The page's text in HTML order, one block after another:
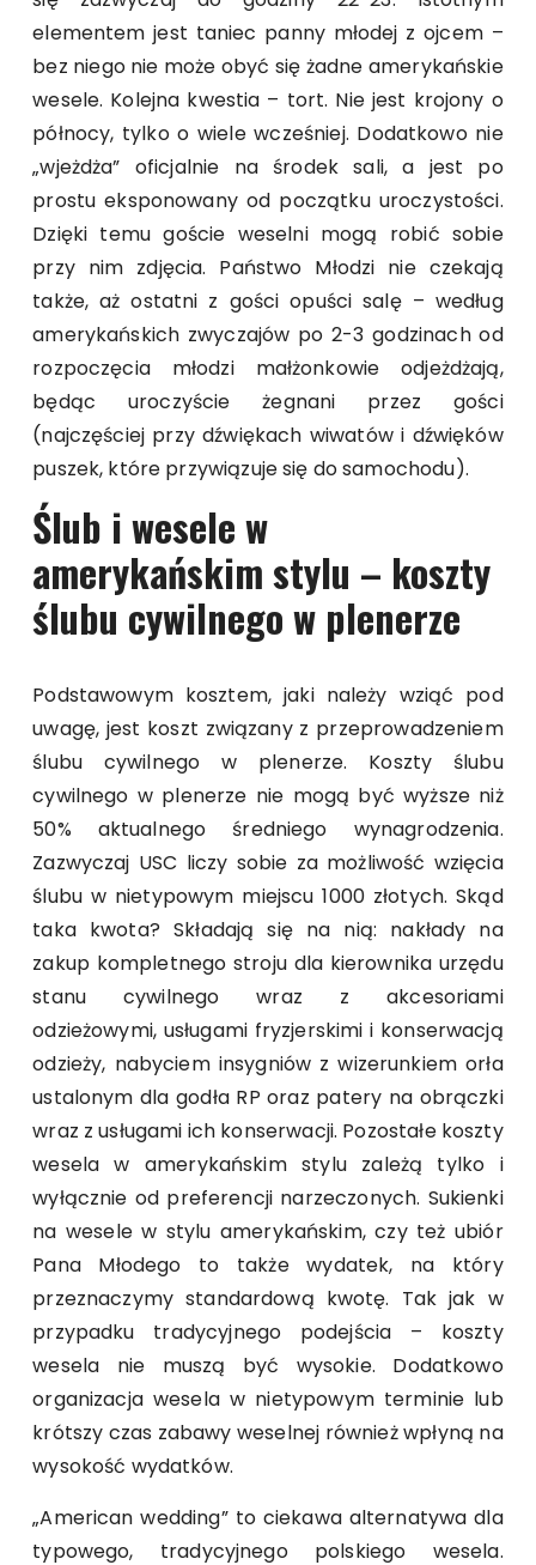
elementem jest taniec panny młodej z ojcem –
bez niego nie może obyć się żadne amerykańskie
wesele. Kolejna kwestia – tort. Nie jest krojony o
północy, tylko o wiele wcześniej. Dodatkowo nie
„wjeżdża” oficjalnie na środek sali, a jest po
prostu eksponowany od początku uroczystości.
Dzięki temu goście weselni mogą robić sobie
przy nim zdjęcia. Państwo Młodzi nie czekają
także, aż ostatni z gości opuści salę – według
amerykańskich zwyczajów po 2-3 godzinach od
rozpoczęcia młodzi małżonkowie odjeżdżają,
będąc uroczyście żegnani przez gości
(najczęściej przy dźwiękach wiwatów i dźwięków
puszek, które przywiązuje się do samochodu).
Ślub i wesele w
amerykańskim stylu – koszty
ślubu cywilnego w plenerze
Podstawowym kosztem, jaki należy wziąć pod
uwagę, jest koszt związany z przeprowadzeniem
ślubu cywilnego w plenerze. Koszty ślubu
cywilnego w plenerze nie mogą być wyższe niż
50% aktualnego średniego wynagrodzenia.
Zazwyczaj USC liczy sobie za możliwość wzięcia
ślubu w nietypowym miejscu 1000 złotych. Skąd
taka kwota? Składają się na nią: nakłady na
zakup kompletnego stroju dla kierownika urzędu
stanu cywilnego wraz z akcesoriami
odzieżowymi, usługami fryzjerskimi i konserwacją
odzieży, nabyciem insygniów z wizerunkiem orła
ustalonym dla godła RP oraz patery na obrączki
wraz z usługami ich konserwacji. Pozostałe koszty
wesela w amerykańskim stylu zależą tylko i
wyłącznie od preferencji narzeczonych. Sukienki
na wesele w stylu amerykańskim, czy też ubiór
Pana Młodego to także wydatek, na który
przeznaczymy standardową kwotę. Tak jak w
przypadku tradycyjnego podejścia – koszty
wesela nie muszą być wysokie. Dodatkowo
organizacja wesela w nietypowym terminie lub
krótszy czas zabawy weselnej również wpłyną na
wysokość wydatków.
„American wedding” to ciekawa alternatywa dla
typowego, tradycyjnego polskiego wesela.